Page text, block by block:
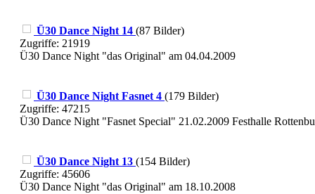
Ü30 Dance Night 14 (87 Bilder)
Zugriffe: 21919
Ü30 Dance Night "das Original" am 04.04.2009
Ü30 Dance Night Fasnet 4 (179 Bilder)
Zugriffe: 47215
Ü30 Dance Night "Fasnet Special" 21.02.2009 Festhalle
Ü30 Dance Night 13 (154 Bilder)
Zugriffe: 45606
Ü30 Dance Night "das Original" am 18.10.2008